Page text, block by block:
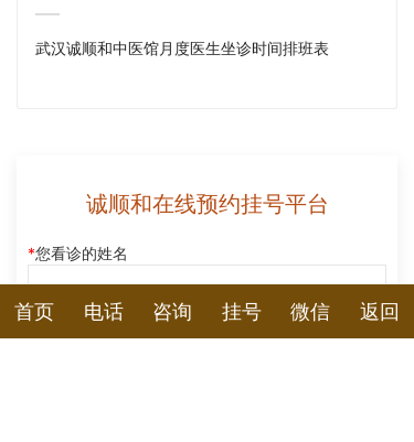
武汉诚顺和中医馆月度医生坐诊时间排班表
诚顺和在线预约挂号平台
您看诊的姓名
您的性别
首页 电话 咨询 挂号 微信 返回